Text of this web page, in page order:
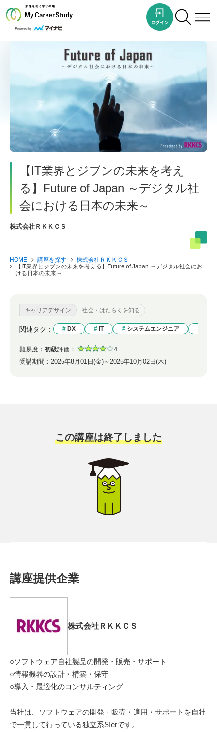
【IT業界とジブンの未来を考え
る】Future of Japan ～デジタル社
会における日本の未来～
株式会社ＲＫＫＣＳ
HOME 講座を探す
株式会社ＲＫＫＣＳ
【IT業界とジブンの未来を考える】Future of Japan ～デジタル社会にお
ける日本の未来～
キャリアデザイン 社会・はたらくを知る
関連タグ： DX IT システムエンジニア
難易度： 初級評価：
4
受講期間： 2025年8月01日(金)～2025年10月02日(木)
この講座は終了しました
講座提供企業
株式会社ＲＫＫＣＳ
○ソフトウェア自社製品の開発・販売・サポート
○情報機器の設計・構築・保守
○導入・最適化のコンサルティング
当社は、ソフトウェアの開発・販売・適用・サポートを自社
で一貫して行っている独立系SIerです。